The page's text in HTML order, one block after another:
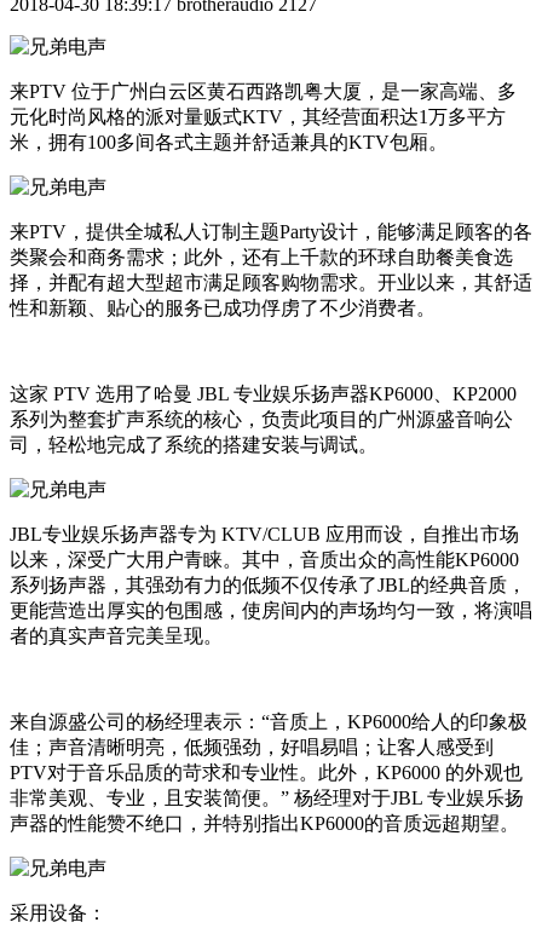
2018-04-30 18:39:17 brotheraudio 2127
来PTV 位于广州白云区黄石西路凯粤大厦，是一家高端、多
元化时尚风格的派对量贩式KTV，其经营面积达1万多平方
米，拥有100多间各式主题并舒适兼具的KTV包厢。
来PTV，提供全城私人订制主题Party设计，能够满足顾客的各
类聚会和商务需求；此外，还有上千款的环球自助餐美食选
择，并配有超大型超市满足顾客购物需求。开业以来，其舒适
性和新颖、贴心的服务已成功俘虏了不少消费者。
这家 PTV 选用了哈曼 JBL 专业娱乐扬声器KP6000、KP2000
系列为整套扩声系统的核心，负责此项目的广州源盛音响公
司，轻松地完成了系统的搭建安装与调试。
JBL专业娱乐扬声器专为 KTV/CLUB 应用而设，自推出市场
以来，深受广大用户青睐。其中，音质出众的高性能KP6000
系列扬声器，其强劲有力的低频不仅传承了JBL的经典音质，
更能营造出厚实的包围感，使房间内的声场均匀一致，将演唱
者的真实声音完美呈现。
来自源盛公司的杨经理表示：“音质上，KP6000给人的印象极
佳；声音清晰明亮，低频强劲，好唱易唱；让客人感受到
PTV对于音乐品质的苛求和专业性。此外，KP6000 的外观也
非常美观、专业，且安装简便。” 杨经理对于JBL 专业娱乐扬
声器的性能赞不绝口，并特别指出KP6000的音质远超期望。
采用设备：